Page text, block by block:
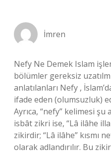
İmren
Nefy Ne Demek Islam
bölümler gereksiz
anlatılanları Nefy ,
ifade eden (olumsuzluk)
Ayrıca, “nefy” kelimesi
isbât zikri ise, “Lâ ilâhe
zikirdir; “Lâ ilâhe” kısmı
olarak adlandırılır. Bu